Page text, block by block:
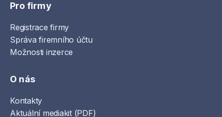
Pro firmy
Registrace firmy
Správa firemního účtu
Možnosti inzerce
O nás
Kontakty
Aktuální mediakit (PDF)